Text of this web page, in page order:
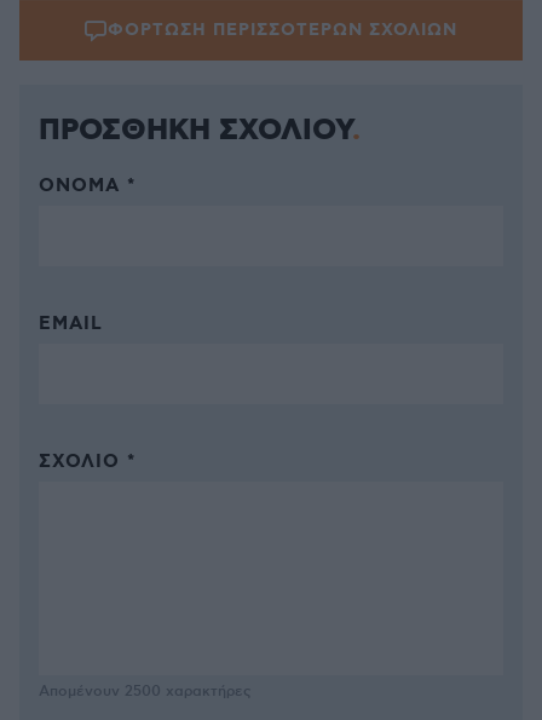
ΦΟΡΤΩΣΗ ΠΕΡΙΣΣΟΤΕΡΩΝ ΣΧΟΛΙΩΝ
ΠΡΟΣΘΗΚΗ ΣΧΟΛΙΟΥ
ΌΝΟΜΑ *
EMAIL
ΣΧΌΛΙΟ *
Απομένουν 2500 χαρακτήρες